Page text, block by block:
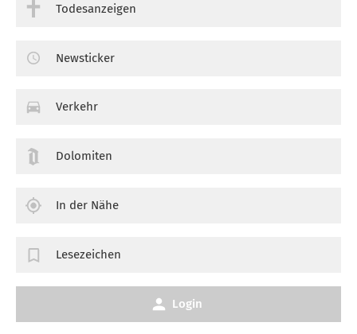
Todesanzeigen
Newsticker
Verkehr
Dolomiten
In der Nähe
Lesezeichen
Login